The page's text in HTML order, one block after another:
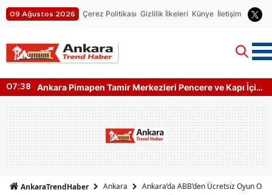
09 Ağustos 2026 Çerez Politikası Gizlilik İlkeleri Künye İletişim
07:38
Ankara Pimapen Tamir Merkezleri Pencere ve Kapı İçin
AnkaraTrendHaber Ankara Ankara’da ABB’den Ücretsiz Oyun